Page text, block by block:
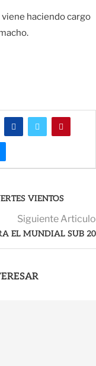
haciendo cargo
VIENTOS
Siguiente Articulo
EL MUNDIAL SUB 20